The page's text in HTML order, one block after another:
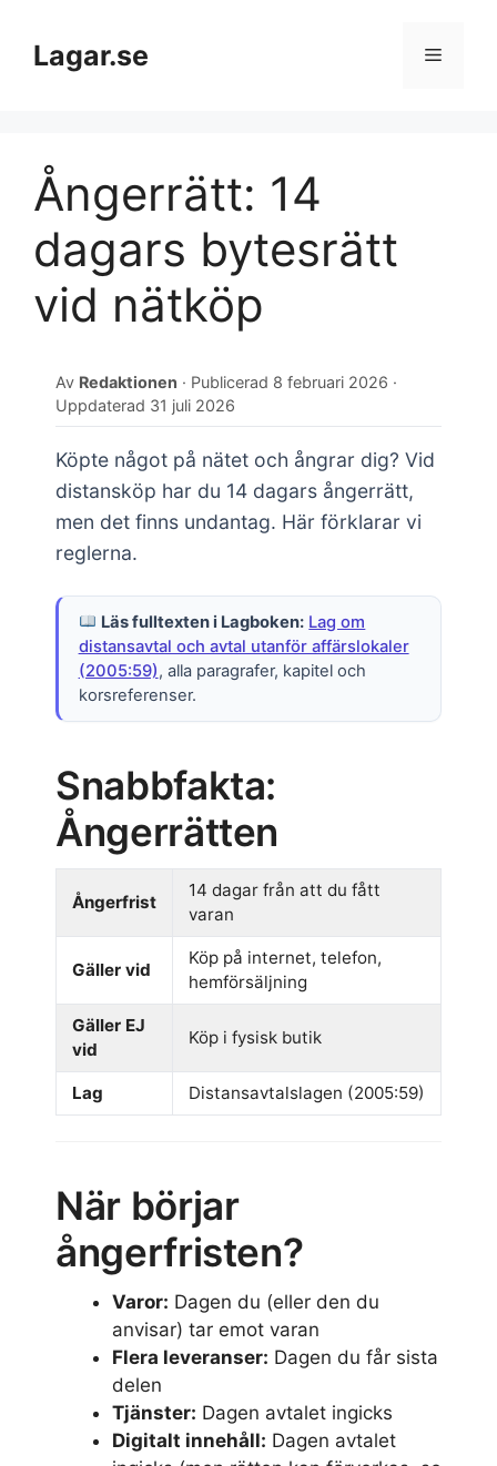
innehållLagar.se Meny
Ångerrätt: 14
dagars bytesrätt
vid nätköp
Av Redaktionen · Publicerad 8 februari 2026 ·
Uppdaterad 31 juli 2026
Köpte något på nätet och ångrar dig? Vid
distansköp har du 14 dagars ångerrätt,
men det finns undantag. Här förklarar vi
reglerna.
Läs fulltexten i Lagboken: Lag om
distansavtal och avtal utanför affärslokaler
(2005:59), alla paragrafer, kapitel och
korsreferenser.
Snabbfakta:
Ångerrätten
Ångerfrist
14 dagar från att du fått
varan
Gäller vid
Köp på internet, telefon,
hemförsäljning
Gäller EJ
vid
Köp i fysisk butik
Lag Distansavtalslagen (2005:59)
När börjar
ångerfristen?
Varor: Dagen du (eller den du
anvisar) tar emot varan
Flera leveranser: Dagen du får sista
delen
Tjänster: Dagen avtalet ingicks
Digitalt innehåll: Dagen avtalet